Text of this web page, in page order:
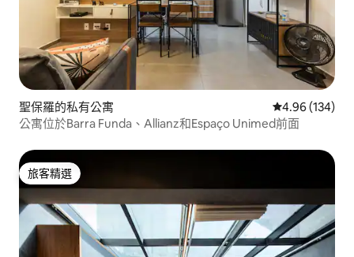
聖保羅的私有公寓 從 134 則評價
4.96 (134)
公寓位於Barra Funda、Allianz和Espaço Unimed前面
旅客精選
旅客精選